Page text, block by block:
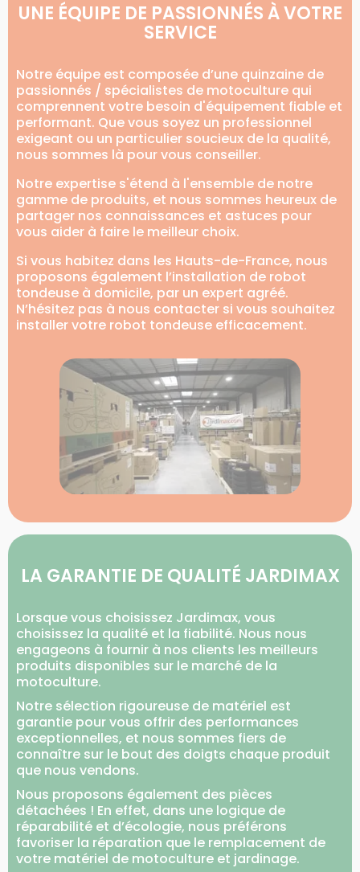
UNE ÉQUIPE DE PASSIONNÉS À VOTRE
SERVICE
Notre équipe est composée d’une quinzaine de
passionnés / spécialistes de motoculture qui
comprennent votre besoin d'équipement fiable et
performant. Que vous soyez un professionnel
exigeant ou un particulier soucieux de la qualité,
nous sommes là pour vous conseiller.
Notre expertise s'étend à l'ensemble de notre
gamme de produits, et nous sommes heureux de
partager nos connaissances et astuces pour
vous aider à faire le meilleur choix.
Si vous habitez dans les Hauts-de-France, nous
proposons également l’installation de robot
tondeuse à domicile, par un expert agréé.
N’hésitez pas à nous contacter si vous souhaitez
installer votre robot tondeuse efficacement.
LA GARANTIE DE QUALITÉ JARDIMAX
Lorsque vous choisissez Jardimax, vous
choisissez la qualité et la fiabilité. Nous nous
engageons à fournir à nos clients les meilleurs
produits disponibles sur le marché de la
motoculture.
Notre sélection rigoureuse de matériel est
garantie pour vous offrir des performances
exceptionnelles, et nous sommes fiers de
connaître sur le bout des doigts chaque produit
que nous vendons.
Nous proposons également des pièces
détachées ! En effet, dans une logique de
réparabilité et d’écologie, nous préférons
favoriser la réparation que le remplacement de
votre matériel de motoculture et jardinage.